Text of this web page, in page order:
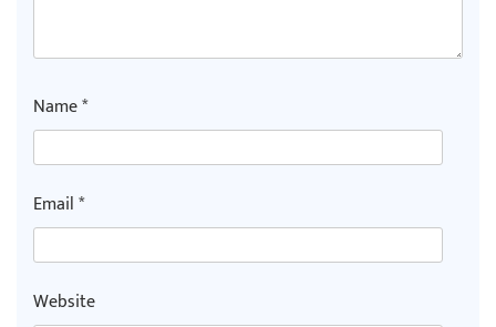
‘दुर्गा’ निर्माण गर्दै सम्राट
Name*
Email*
Website